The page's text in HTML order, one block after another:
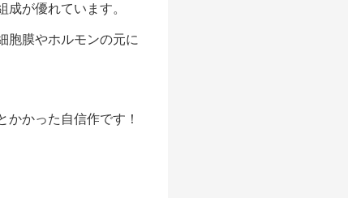
成が優れています。
胞膜やホルモンの元に
かかった自信作です！